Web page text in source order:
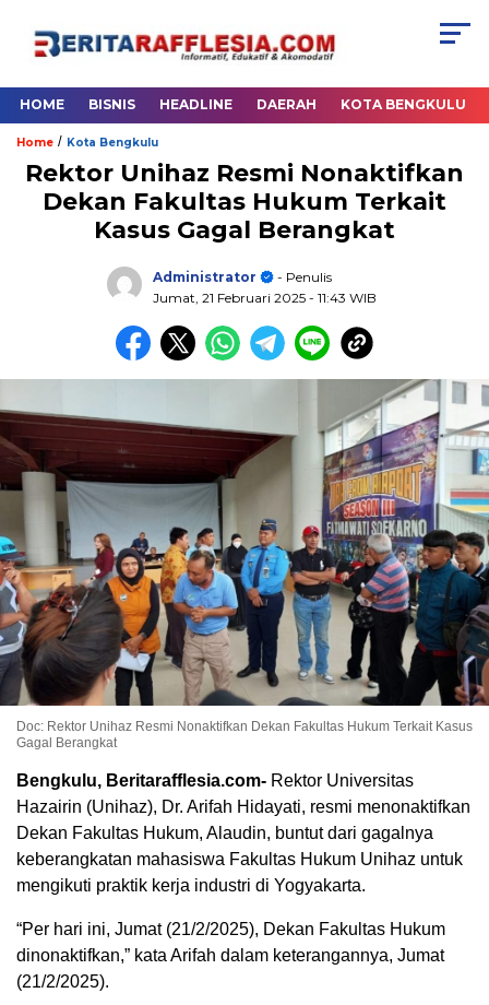
HOME BISNIS HEADLINE DAERAH KOTA BENGKULU
Home / Kota Bengkulu
Rektor Unihaz Resmi Nonaktifkan
Dekan Fakultas Hukum Terkait
Kasus Gagal Berangkat
Administrator
- Penulis
Jumat, 21 Februari 2025 - 11:43 WIB
Doc: Rektor Unihaz Resmi Nonaktifkan Dekan Fakultas Hukum Terkait Kasus
Gagal Berangkat
Bengkulu, Beritarafflesia.com- Rektor Universitas
Hazairin (Unihaz), Dr. Arifah Hidayati, resmi menonaktifkan
Dekan Fakultas Hukum, Alaudin, buntut dari gagalnya
keberangkatan mahasiswa Fakultas Hukum Unihaz untuk
mengikuti praktik kerja industri di Yogyakarta.
“Per hari ini, Jumat (21/2/2025), Dekan Fakultas Hukum
dinonaktifkan,” kata Arifah dalam keterangannya, Jumat
(21/2/2025).